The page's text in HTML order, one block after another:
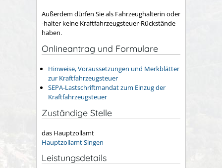
Außerdem dürfen Sie als Fahrzeughalterin oder
-halter keine Kraftfahrzeugsteuer-Rückstände
haben.
Onlineantrag und Formulare
Hinweise, Voraussetzungen und Merkblätter
zur Kraftfahrzeugsteuer
SEPA-Lastschriftmandat zum Einzug der
Kraftfahrzeugsteuer
Zuständige Stelle
das Hauptzollamt
Hauptzollamt Singen
Leistungsdetails